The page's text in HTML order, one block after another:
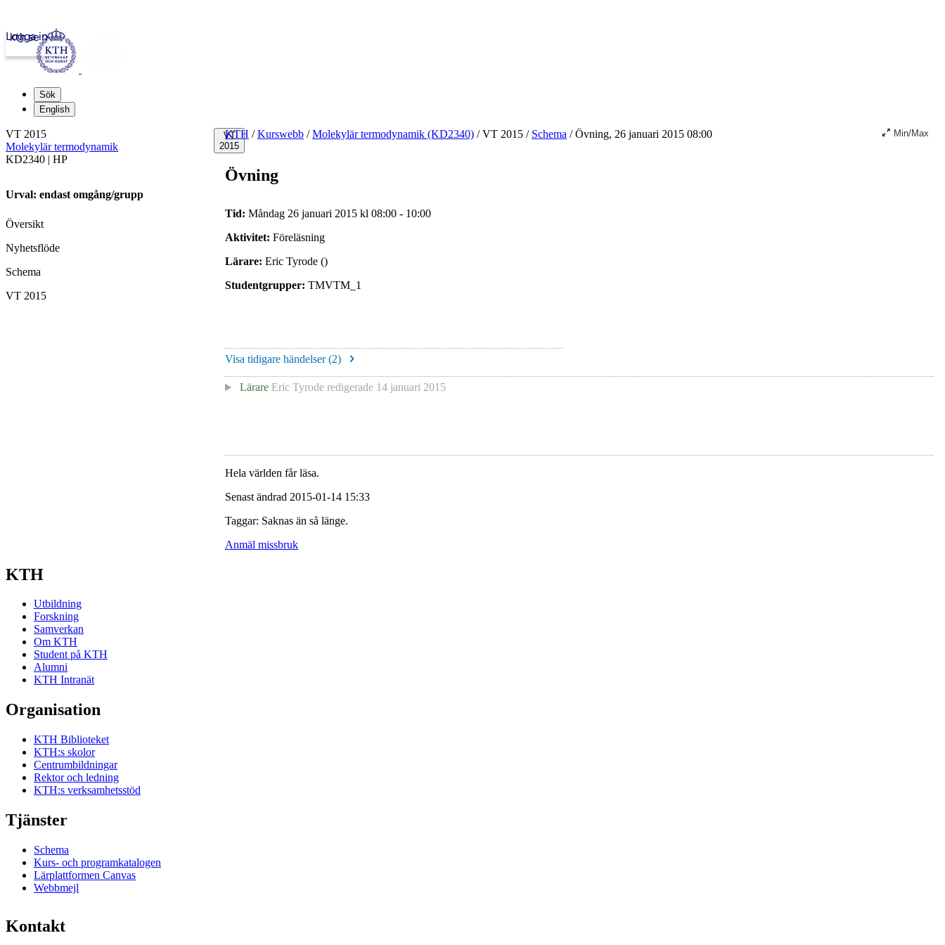
kth.se
Logga in
Sök
English
VT
2015
KTH / Kurswebb / Molekylär termodynamik (KD2340) /VT 2015 / Schema /Övning, 26 januari 2015 08:00 Min/Max
Övning
Tid: Måndag 26 januari 2015 kl 08:00 - 10:00
Aktivitet: Föreläsning
Lärare: Eric Tyrode ()
Studentgrupper: TMVTM_1
Visa tidigare händelser (2)
Lärare Eric Tyroderedigerade 14 januari 2015
Hela världen får läsa.
Senast ändrad 2015-01-14 15:33
Taggar: Saknas än så länge.
Anmäl missbruk
VT 2015
Molekylär termodynamik
KD2340 | HP
Urval: endast omgång/grupp
Översikt
Nyhetsflöde
Schema
VT 2015
KTH
Utbildning
Forskning
Samverkan
Om KTH
Student på KTH
Alumni
KTH Intranät
Organisation
KTH Biblioteket
KTH:s skolor
Centrumbildningar
Rektor och ledning
KTH:s verksamhetsstöd
Tjänster
Schema
Kurs- och programkatalogen
Lärplattformen Canvas
Webbmejl
Kontakt